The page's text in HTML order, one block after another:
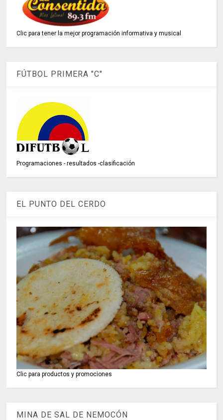
Clic para tener la mejor programación informativa y musical
FÚTBOL PRIMERA "C"
Programaciones - resultados -clasificación
EL PUNTO DEL CERDO
Clic para productos y promociones
MINA DE SAL DE NEMOCÓN